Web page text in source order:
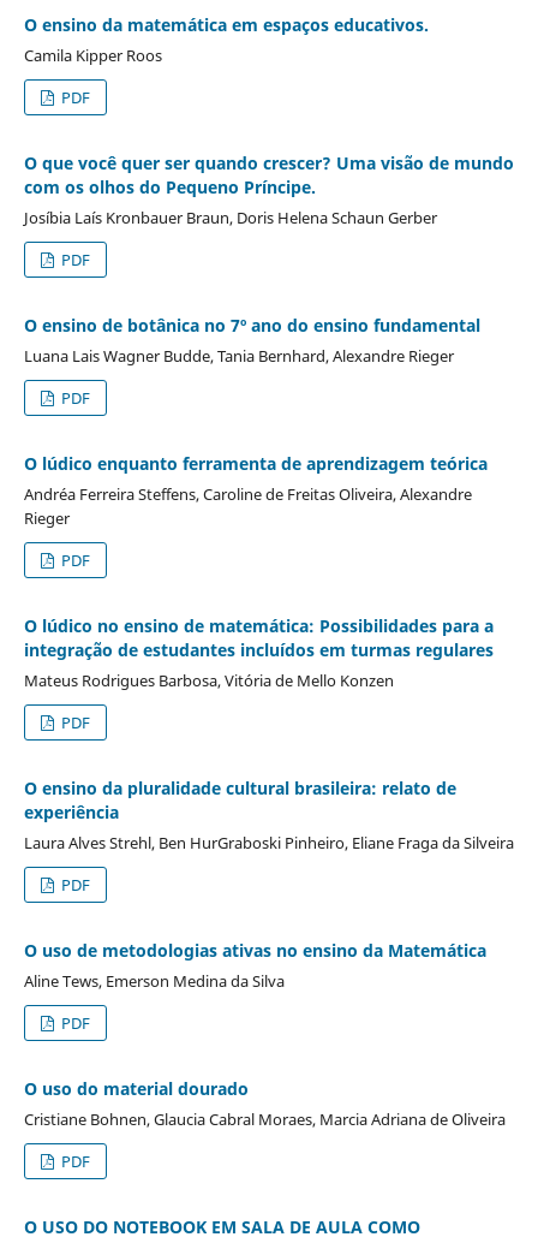
O ensino da matemática em espaços educativos.
Camila Kipper Roos
PDF
O que você quer ser quando crescer? Uma visão de mundo
com os olhos do Pequeno Príncipe.
Josíbia Laís Kronbauer Braun, Doris Helena Schaun Gerber
PDF
O ensino de botânica no 7º ano do ensino fundamental
Luana Lais Wagner Budde, Tania Bernhard, Alexandre Rieger
PDF
O lúdico enquanto ferramenta de aprendizagem teórica
Andréa Ferreira Steffens, Caroline de Freitas Oliveira, Alexandre
Rieger
PDF
O lúdico no ensino de matemática: Possibilidades para a
integração de estudantes incluídos em turmas regulares
Mateus Rodrigues Barbosa, Vitória de Mello Konzen
PDF
O ensino da pluralidade cultural brasileira: relato de
experiência
Laura Alves Strehl, Ben HurGraboski Pinheiro, Eliane Fraga da Silveira
PDF
O uso de metodologias ativas no ensino da Matemática
Aline Tews, Emerson Medina da Silva
PDF
O uso do material dourado
Cristiane Bohnen, Glaucia Cabral Moraes, Marcia Adriana de Oliveira
PDF
O USO DO NOTEBOOK EM SALA DE AULA COMO